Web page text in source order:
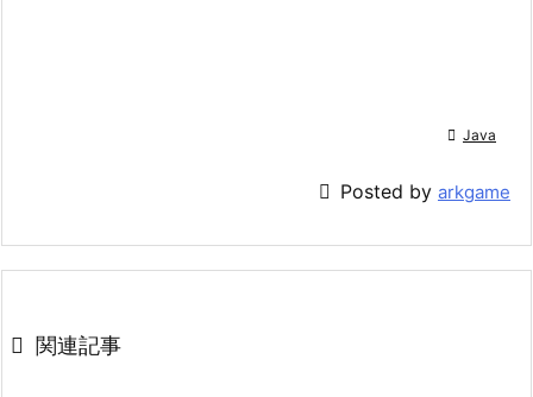
 Java
 Posted by arkgame
 関連記事